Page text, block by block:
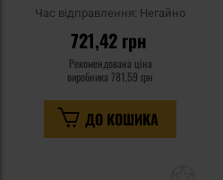
Час відправлення: Негайно
721,42 грн
Рекомендована ціна
виробника 781,59 грн
ДО КОШИКА